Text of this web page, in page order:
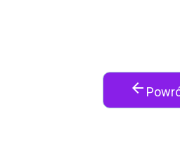
arrow_back